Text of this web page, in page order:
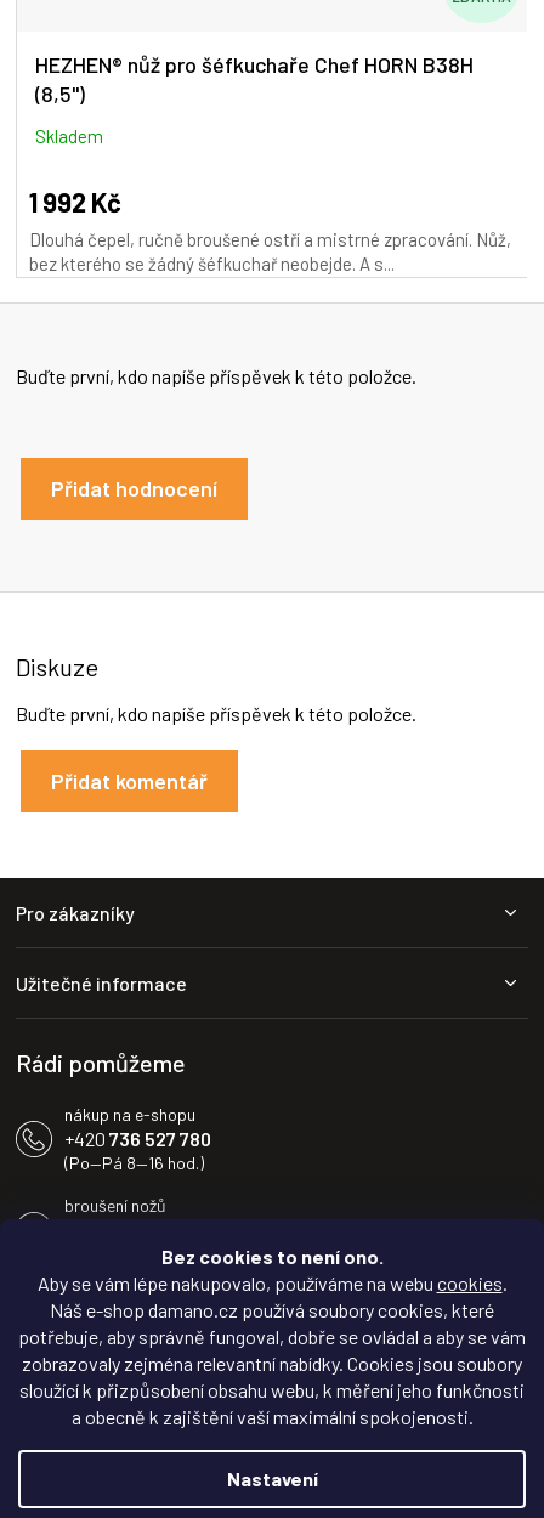
Bez cookies to není ono.
Aby se vám lépe nakupovalo, používáme na webu cookies.
Náš e-shop damano.cz používá soubory cookies, které
potřebuje, aby správně fungoval, dobře se ovládal a aby se vám
zobrazovaly zejména relevantní nabídky. Cookies jsou soubory
sloužící k přizpůsobení obsahu webu, k měření jeho funkčnosti
a obecně k zajištění vaší maximální spokojenosti.
Nastavení
D
HEZHEN® nůž pro šéfkuchaře Chef HORN B38H
(8,5")
Skladem
1 992 Kč
Dlouhá čepel, ručně broušené ostří a mistrné zpracování. Nůž,
bez kterého se žádný šéfkuchař neobejde. A s...
Buďte první, kdo napíše příspěvek k této položce.
Přidat hodnocení
Diskuze
Buďte první, kdo napíše příspěvek k této položce.
Přidat komentář
Pro zákazníky
Užitečné informace
Rádi pomůžeme
nákup na e-shopu
+420 736 527 780
(Po—Pá 8—16 hod.)
broušení nožů
(Po—Pá 8—16 hod.)
info@damano.cz
Sledujte novinky na
Facebooku
Inspirujte se na
Instagramu